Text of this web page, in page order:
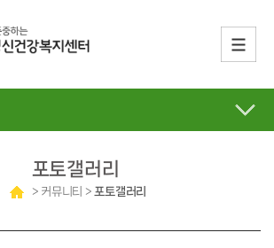
포토갤러리
> 커뮤니티 >포토갤러리